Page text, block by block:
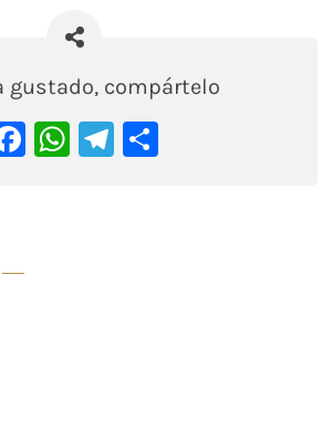
gustado, compártelo
Facebook
WhatsApp
Telegram